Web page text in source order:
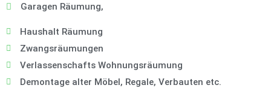
Garagen Räumung,
Haushalt Räumung
Zwangsräumungen
Verlassenschafts Wohnungsräumung
Demontage alter Möbel, Regale, Verbauten etc.